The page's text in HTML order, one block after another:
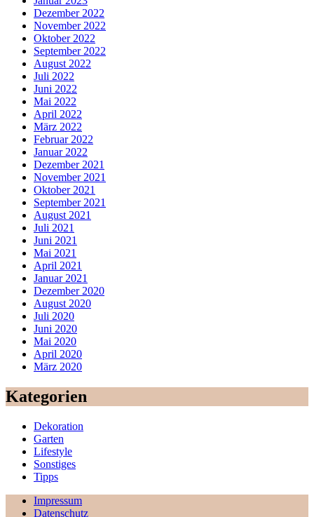
Dezember 2022
November 2022
Oktober 2022
September 2022
August 2022
Juli 2022
Juni 2022
Mai 2022
April 2022
März 2022
Februar 2022
Januar 2022
Dezember 2021
November 2021
Oktober 2021
September 2021
August 2021
Juli 2021
Juni 2021
Mai 2021
April 2021
Januar 2021
Dezember 2020
August 2020
Juli 2020
Juni 2020
Mai 2020
April 2020
März 2020
Kategorien
Dekoration
Garten
Lifestyle
Sonstiges
Tipps
Impressum
Datenschutz